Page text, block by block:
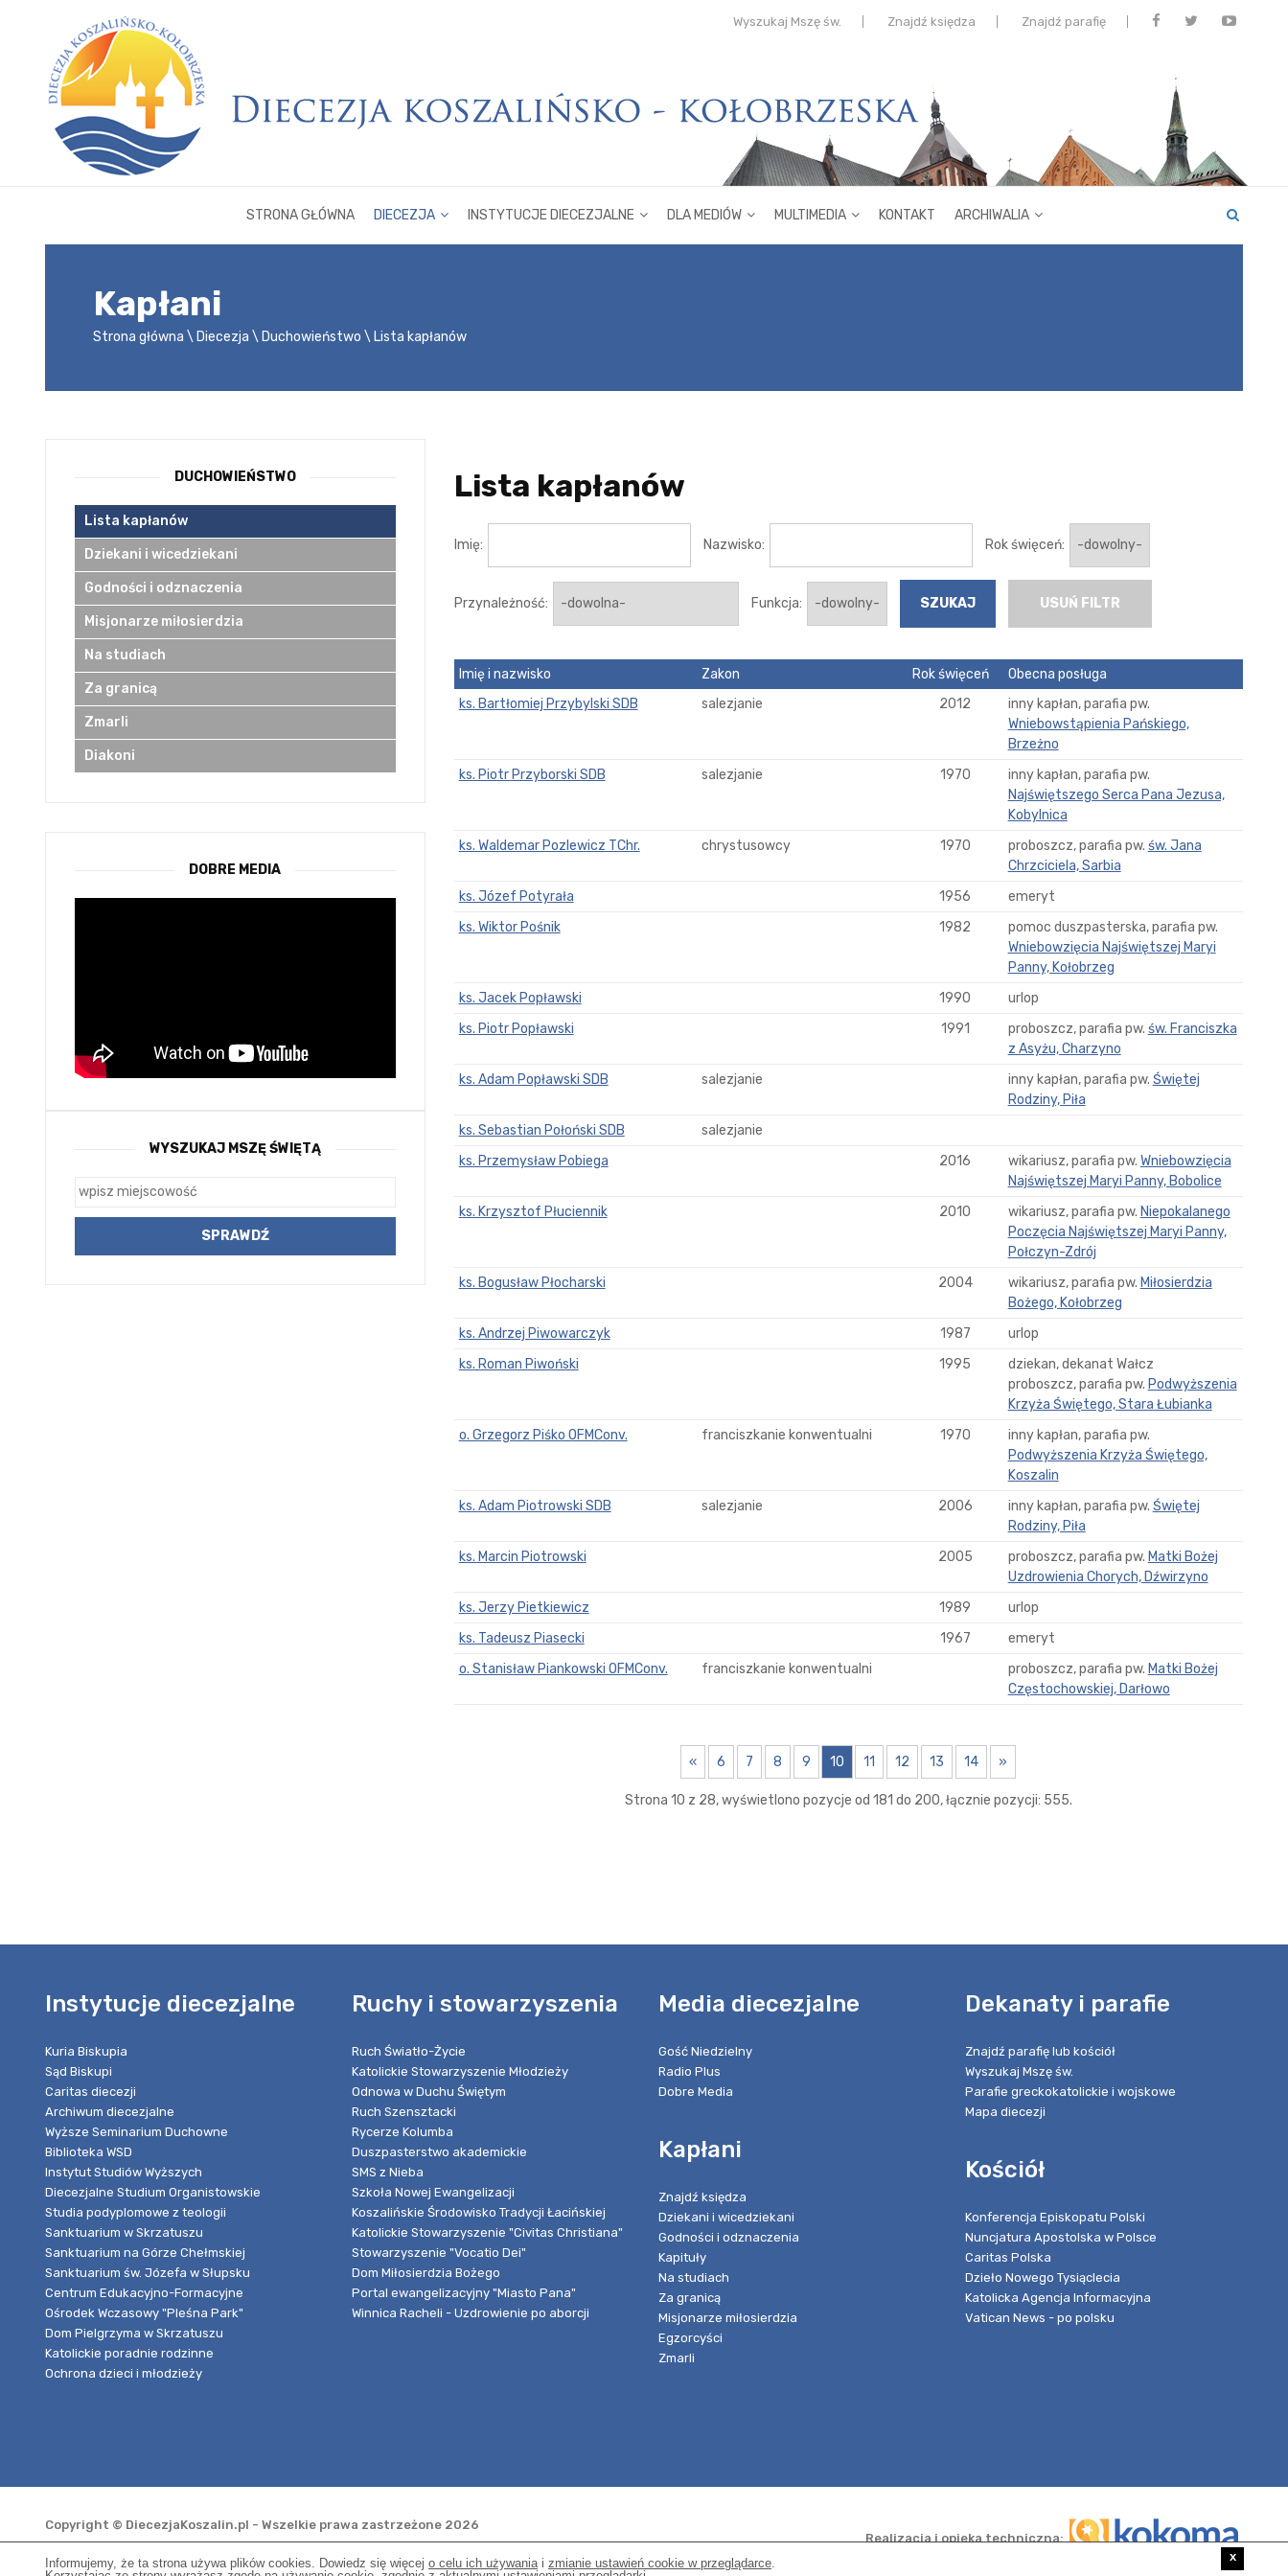
Wyszukaj Mszę św. Znajdź księdza Znajdź parafię
STRONA GŁÓWNA DIECEZJA INSTYTUCJE DIECEZJALNE DLA MEDIÓW MULTIMEDIA KONTAKT ARCHIWALIA
Kapłani
Strona główna Diecezja Duchowieństwo Lista kapłanów
Lista kapłanów
Imię: Nazwisko: Rok święceń:
Przynależność: Funkcja: USUŃ FILTR
Imię i nazwisko Zakon Rok święceń
Obecna posługa
ks. Bartłomiej Przybylski SDB
salezjanie 2012
inny kapłan, parafia pw.
Wniebowstąpienia Pańskiego,
Brzeżno
ks. Piotr Przyborski SDB
salezjanie 1970
inny kapłan, parafia pw.
Najświętszego Serca Pana Jezusa,
Kobylnica
ks. Waldemar Pozlewicz TChr.
chrystusowcy 1970 proboszcz, parafia pw. św. Jana
Chrzciciela, Sarbia
ks. Józef Potyrała
1956
emeryt
ks. Wiktor Pośnik
1982
pomoc duszpasterska, parafia pw.
Wniebowzięcia Najświętszej Maryi
Panny, Kołobrzeg
ks. Jacek Popławski
1990
urlop
ks. Piotr Popławski
1991 proboszcz, parafia pw. św. Franciszka
z Asyżu, Charzyno
ks. Adam Popławski SDB
salezjanie inny kapłan, parafia pw. Świętej
Rodziny, Piła
ks. Sebastian Połoński SDB
salezjanie
ks. Przemysław Pobiega
2016 wikariusz, parafia pw. Wniebowzięcia
Najświętszej Maryi Panny, Bobolice
ks. Krzysztof Płuciennik
2010 wikariusz, parafia pw. Niepokalanego
Poczęcia Najświętszej Maryi Panny,
Połczyn-Zdrój
ks. Bogusław Płocharski
2004 wikariusz, parafia pw. Miłosierdzia
Bożego, Kołobrzeg
ks. Andrzej Piwowarczyk
1987
urlop
ks. Roman Piwoński
1995
dziekan, dekanat Wałcz
proboszcz, parafia pw. Podwyższenia
Krzyża Świętego, Stara Łubianka
o. Grzegorz Piśko OFMConv.
franciszkanie konwentualni 1970
inny kapłan, parafia pw.
Podwyższenia Krzyża Świętego,
Koszalin
ks. Adam Piotrowski SDB
salezjanie 2006 inny kapłan, parafia pw. Świętej
Rodziny, Piła
ks. Marcin Piotrowski
2005 proboszcz, parafia pw. Matki Bożej
Uzdrowienia Chorych, Dźwirzyno
ks. Jerzy Pietkiewicz
1989
urlop
ks. Tadeusz Piasecki
1967
emeryt
o. Stanisław Piankowski OFMConv.
franciszkanie konwentualni proboszcz, parafia pw. Matki Bożej
Częstochowskiej, Darłowo
« 6 7 8 9 10 11 12 13 14 »
Strona 10 z 28, wyświetlono pozycje od 181 do 200, łącznie pozycji: 555.
DUCHOWIEŃSTWO
Lista kapłanów
Dziekani i wicedziekani
Godności i odznaczenia
Misjonarze miłosierdzia
Na studiach
Za granicą
Zmarli
Diakoni
DOBRE MEDIA
WYSZUKAJ MSZĘ ŚWIĘTĄ
Instytucje diecezjalne
Kuria Biskupia
Sąd Biskupi
Caritas diecezji
Archiwum diecezjalne
Wyższe Seminarium Duchowne
Biblioteka WSD
Instytut Studiów Wyższych
Diecezjalne Studium Organistowskie
Studia podyplomowe z teologii
Sanktuarium w Skrzatuszu
Sanktuarium na Górze Chełmskiej
Sanktuarium św. Józefa w Słupsku
Centrum Edukacyjno-Formacyjne
Ośrodek Wczasowy "Pleśna Park"
Dom Pielgrzyma w Skrzatuszu
Katolickie poradnie rodzinne
Ochrona dzieci i młodzieży
Ruchy i stowarzyszenia
Ruch Światło-Życie
Katolickie Stowarzyszenie Młodzieży
Odnowa w Duchu Świętym
Ruch Szensztacki
Rycerze Kolumba
Duszpasterstwo akademickie
SMS z Nieba
Szkoła Nowej Ewangelizacji
Koszalińskie Środowisko Tradycji Łacińskiej
Katolickie Stowarzyszenie "Civitas Christiana"
Stowarzyszenie "Vocatio Dei"
Dom Miłosierdzia Bożego
Portal ewangelizacyjny "Miasto Pana"
Winnica Racheli - Uzdrowienie po aborcji
Media diecezjalne
Gość Niedzielny
Radio Plus
Dobre Media
Kapłani
Znajdź księdza
Dziekani i wicedziekani
Godności i odznaczenia
Kapituły
Na studiach
Za granicą
Misjonarze miłosierdzia
Egzorcyści
Zmarli
Dekanaty i parafie
Znajdź parafię lub kościół
Wyszukaj Mszę św.
Parafie greckokatolickie i wojskowe
Mapa diecezji
Kościół
Konferencja Episkopatu Polski
Nuncjatura Apostolska w Polsce
Caritas Polska
Dzieło Nowego Tysiąclecia
Katolicka Agencja Informacyjna
Vatican News - po polsku
Copyright © DiecezjaKoszalin.pl - Wszelkie prawa zastrzeżone 2026
Realizacja i opieka techniczna:
Informujemy, że ta strona używa plików cookies. Dowiedz się więcej o celu ich używaniai zmianie ustawień cookie w przeglądarce.
x